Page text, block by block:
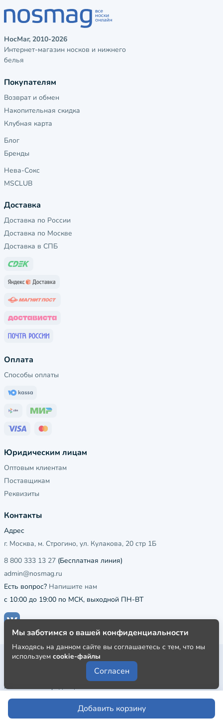
Добавить корзину
НосМаг, 2010-2026
Интернет-магазин носков и нижнего
белья
Покупателям
Возврат и обмен
Накопительная скидка
Клубная карта
Блог
Бренды
Нева-Сокс
MSCLUB
Доставка
Доставка по России
Доставка по Москве
Доставка в СПБ
Оплата
Способы оплаты
Юридическим лицам
Оптовым клиентам
Поставщикам
Реквизиты
Контакты
Адрес
г. Москва, м. Строгино, ул. Кулакова, 20 стр 1Б
8 800 333 13 27 (Бесплатная линия)
admin@nosmag.ru
Есть вопрос? Напишите нам
с 10:00 до 19:00 по МСК, выходной ПН-ВТ
Публичная оферта
Пользовательское соглашение
Политика конфиденциальности
Мы заботимся о вашей конфиденциальности
Находясь на данном сайте вы соглашаетесь с тем, что мы
используем cookie-файлы
Согласен